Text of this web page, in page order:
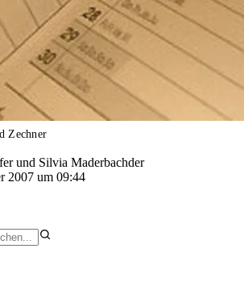
Zechner
und Silvia Maderbachder
2007 um 09:44